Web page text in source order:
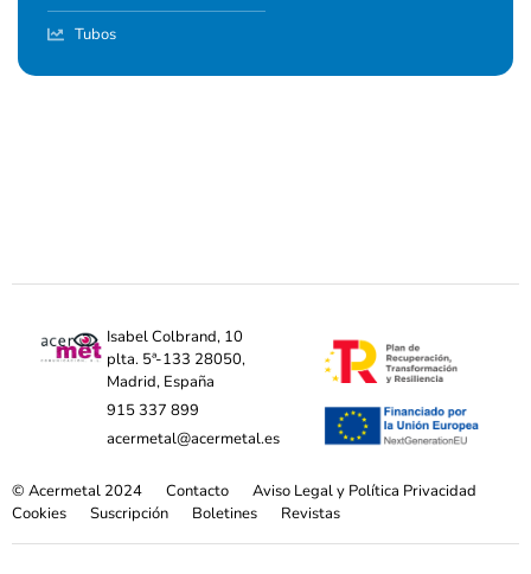
Tubos
Isabel Colbrand, 10
plta. 5ª-133 28050,
Madrid, España
915 337 899
acermetal@acermetal.es
© Acermetal 2024 Contacto
Aviso Legal y Política Privacidad
Cookies
Suscripción Boletines Revistas